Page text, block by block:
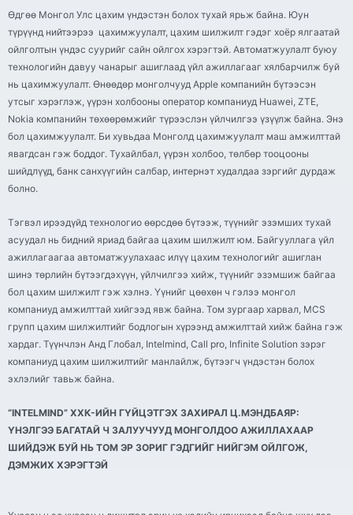
Өдгөө Монгол Улс цахим үндэстэн болох тухай ярьж байна. Юун
түрүүнд нийтээрээ цахимжуулалт, цахим шилжилт гэдэг хоёр ялгаатай
ойлголтын үндэс суурийг сайн ойлгох хэрэгтэй. Автоматжуулалт буюу
технологийн давуу чанарыг ашиглаад үйл ажиллагааг хялбарчилж буй
нь цахимжуулалт. Өнөөдөр монголчууд Apple компанийн бүтээсэн
утсыг хэрэглэж, үүрэн холбооны оператор компаниуд Huawei, ZTE,
Nokia компанийн төхөөрөмжийг түрээслэн үйлчилгээ үзүүлж байна. Энэ
бол цахимжуулалт. Би хувьдаа Монголд цахимжуулалт маш амжилттай
явагдсан гэж боддог. Тухайлбал, үүрэн холбоо, төлбөр тооцооны
шийдлүүд, банк санхүүгийн салбар, интернэт худалдаа зэргийг дурдаж
болно.
Тэгвэл ирээдүйд технологио өөрсдөө бүтээж, түүнийг эзэмших тухай
асуудал нь бидний яриад байгаа цахим шилжилт юм. Байгууллага үйл
ажиллагаагаа автоматжуулахаас илүү цахим технологийг ашиглан
шинэ төрлийн бүтээгдэхүүн, үйлчилгээ хийж, түүнийг эзэмшиж байгаа
бол цахим шилжилт гэж хэлнэ. Үүнийг цөөхөн ч гэлээ монгол
компаниуд амжилттай хийгээд явж байна. Том зургаар харвал, MCS
групп цахим шилжилтийг бодлогын хүрээнд амжилттай хийж байна гэж
хардаг. Түүнчлэн Анд Глобал, Intelmind, Call pro, Infinite Solution зэрэг
компаниуд цахим шилжилтийг манлайлж, бүтээгч үндэстэн болох
эхлэлийг тавьж байна.
“INTELMIND” ХХК-ИЙН ГҮЙЦЭТГЭХ ЗАХИРАЛ Ц.МЭНДБАЯР:
ҮНЭЛГЭЭ БАГАТАЙ Ч ЗАЛУУЧУУД МОНГОЛДОО АЖИЛЛАХААР
ШИЙДЭЖ БУЙ НЬ ТОМ ЭР ЗОРИГ ГЭДГИЙГ НИЙГЭМ ОЙЛГОЖ,
ДЭМЖИХ ХЭРЭГТЭЙ